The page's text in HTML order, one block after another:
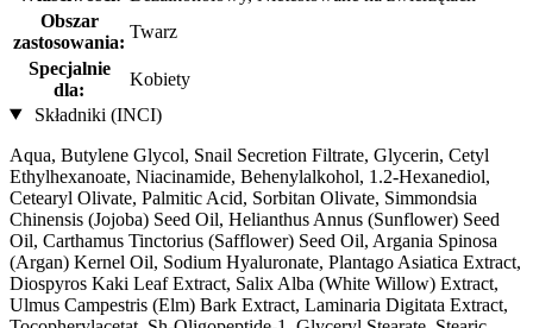
Obszar
zastosowania:
Twarz
Specjalnie
dla:
Kobiety
Składniki (INCI)
Aqua, Butylene Glycol, Snail Secretion Filtrate, Glycerin, Cetyl
Ethylhexanoate, Niacinamide, Behenylalkohol, 1.2-Hexanediol,
Cetearyl Olivate, Palmitic Acid, Sorbitan Olivate, Simmondsia
Chinensis (Jojoba) Seed Oil, Helianthus Annus (Sunflower) Seed
Oil, Carthamus Tinctorius (Safflower) Seed Oil, Argania Spinosa
(Argan) Kernel Oil, Sodium Hyaluronate, Plantago Asiatica Extract,
Diospyros Kaki Leaf Extract, Salix Alba (White Willow) Extract,
Ulmus Campestris (Elm) Bark Extract, Laminaria Digitata Extract,